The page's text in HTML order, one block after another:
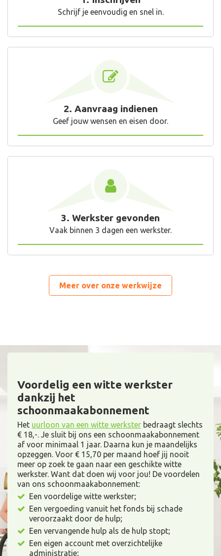
Schrijf je eenvoudig en snel in.
2. Aanvraag indienen
Geef jouw wensen en eisen door.
3. Werkster gevonden
Vaak binnen 3 dagen een werkster.
Meer over onze werkwijze
Voordelig een witte werkster
dankzij het
schoonmaakabonnement
Het uurloon van een witte werkster bedraagt slechts
€ 18,-. Je sluit bij ons een schoonmaakabonnement
af voor minimaal 1 jaar. Daarna kun je maandelijks
opzeggen. Voor € 15,70 per maand hoef jij nooit
meer op zoek te gaan naar een geschikte witte
werkster. Want dat doen wij voor jou! De voordelen
van ons schoonmaakabonnement:
Een voordelige witte werkster;
Een vergoeding vanuit het fonds bij schade
veroorzaakt door de hulp;
Een vervangende hulp als de hulp stopt;
Een eigen account met overzichtelijke
administratie;